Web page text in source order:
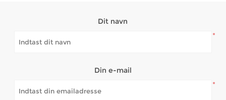
Dit navn
*
Din e-mail
*